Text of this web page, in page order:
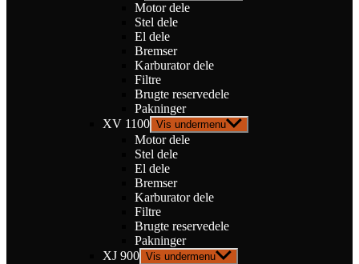
Motor dele
Stel dele
El dele
Bremser
Karburator dele
Filtre
Brugte reservedele
Pakninger
XV 1100 Vis undermenu
Motor dele
Stel dele
El dele
Bremser
Karburator dele
Filtre
Brugte reservedele
Pakninger
XJ 900 Vis undermenu